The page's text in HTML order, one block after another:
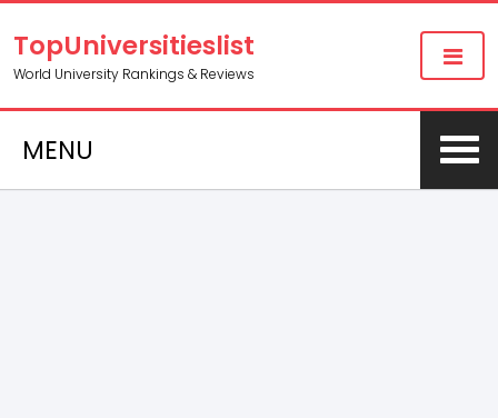
TopUniversitieslist
World University Rankings & Reviews
MENU